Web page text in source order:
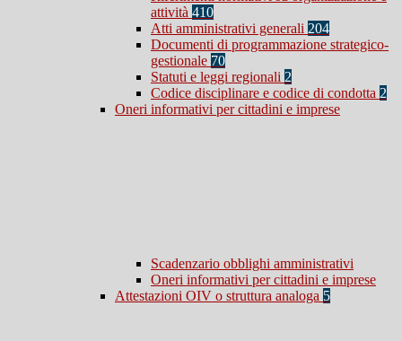
attività 410
Atti amministrativi generali 204
Documenti di programmazione strategico-
gestionale 70
Statuti e leggi regionali 2
Codice disciplinare e codice di condotta 2
Oneri informativi per cittadini e imprese
Scadenzario obblighi amministrativi
Oneri informativi per cittadini e imprese
Attestazioni OIV o struttura analoga 5